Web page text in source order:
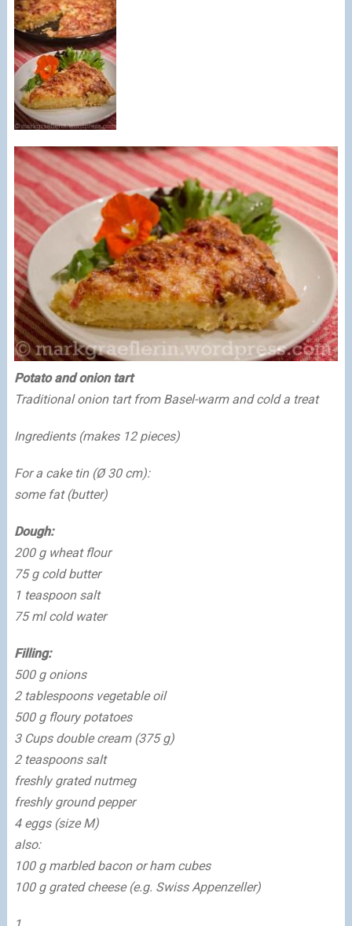
Potato and onion tart
Traditional onion tart from Basel-warm and cold a treat
Ingredients (makes 12 pieces)
For a cake tin (Ø 30 cm):
some fat (butter)
Dough:
200 g wheat flour
75 g cold butter
1 teaspoon salt
75 ml cold water
Filling:
500 g onions
2 tablespoons vegetable oil
500 g floury potatoes
3 Cups double cream (375 g)
2 teaspoons salt
freshly grated nutmeg
freshly ground pepper
4 eggs (size M)
also:
100 g marbled bacon or ham cubes
100 g grated cheese (e.g. Swiss Appenzeller)